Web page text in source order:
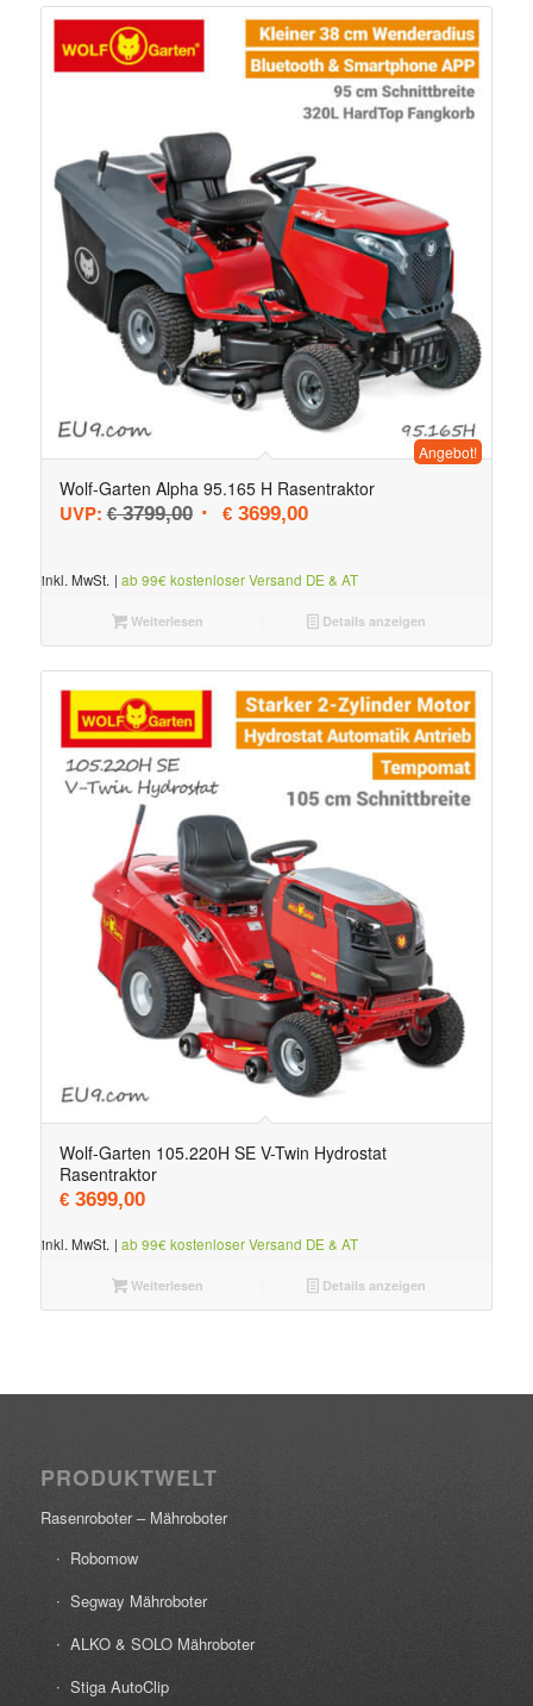
Wolf-Garten Alpha 95.165 H Rasentraktor
UVP: €3799,00 Ursprünglicher Preis war: € 3799,00
€3699,00Aktueller Preis ist: €
Angebot!
inkl. MwSt. | ab 99€ kostenloser Versand DE & AT
Weiterlesen Details anzeigen
Wolf-Garten 105.220H SE V-Twin Hydrostat
Rasentraktor
€3699,00
inkl. MwSt. | ab 99€ kostenloser Versand DE & AT
Weiterlesen Details anzeigen
PRODUKTWELT
Rasenroboter – Mähroboter
Robomow
Segway Mähroboter
ALKO & SOLO Mähroboter
Stiga AutoClip